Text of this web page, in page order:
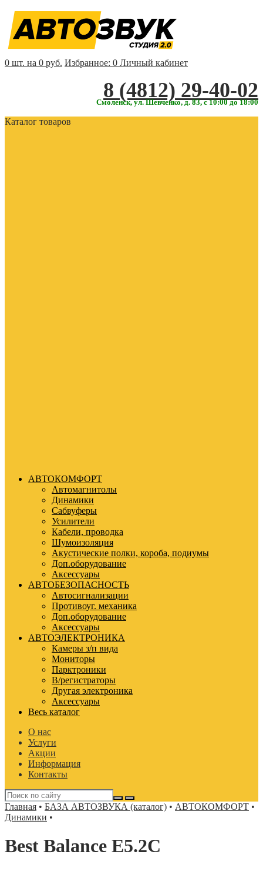
0 шт. на 0 руб. Избранное: 0 Личный кабинет
‎‎8 (4812) 29-40-02
Смоленск, ул. Шевченко, д. 83, с 10:00 до 18:00
Каталог товаров
АВТОКОМФОРТ
Автомагнитолы
Динамики
Сабвуферы
Усилители
Кабели, проводка
Шумоизоляция
Акустические полки, короба, подиумы
Доп.оборудование
Аксессуары
АВТОБЕЗОПАСНОСТЬ
Автосигнализации
Противоуг. механика
Доп.оборудование
Аксессуары
АВТОЭЛЕКТРОНИКА
Камеры з/п вида
Мониторы
Парктроники
В/регистраторы
Другая электроника
Аксессуары
Весь каталог
О нас
Услуги
Акции
Информация
Контакты
Главная • БАЗА АВТОЗВУКА (каталог) • АВТОКОМФОРТ •
Динамики •
Best Balance E5.2C